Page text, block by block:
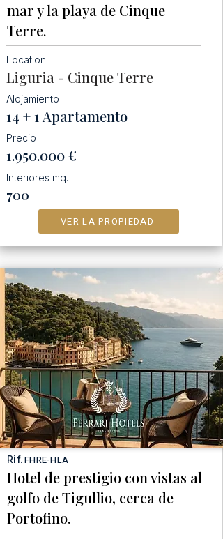
mar y la playa de Cinque
Terre.
Location
Liguria - Cinque Terre
Alojamiento
14 + 1 Apartamento
Precio
1.950.000€
Interiores mq.
700
VER LA PROPIEDAD
Rif.FHRE-HLA
Hotel de prestigio con vistas al
golfo de Tigullio, cerca de
Portofino.